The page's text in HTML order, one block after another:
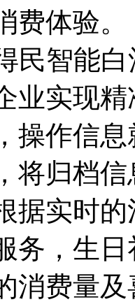
费体验。
智能白
业实现
操作信
将归档
据实时
务，生
消费量